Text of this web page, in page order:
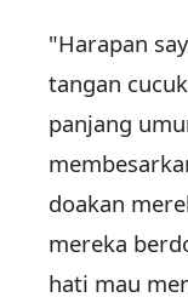
"Harapan
tangan
panjang
doakan
mereka
hati mau